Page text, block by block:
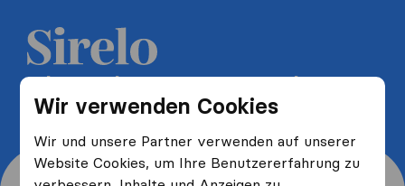
Wir verwenden Cookies
Wir und unsere Partner verwenden auf unserer
Website Cookies, um Ihre Benutzererfahrung zu
5 kostenlose Umzugsangebote
erhalten und bis zu 40% sparen